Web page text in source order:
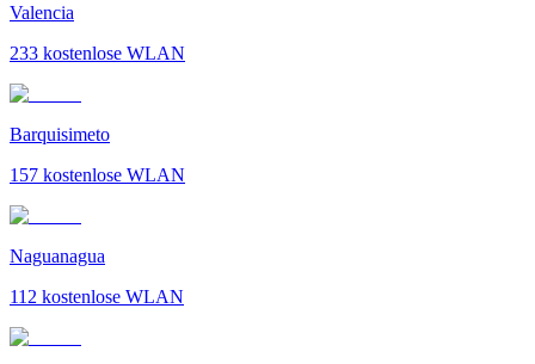
Valencia
233 kostenlose WLAN
Barquisimeto
157 kostenlose WLAN
Naguanagua
112 kostenlose WLAN